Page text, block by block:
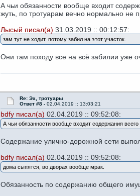
А чьи обязанности вообще входит
жуть, по тротуарам вечно нормально не
Лысый писал(а) 31.03.2019 :: 00:12:57:
зам тут не ходит. потому забил на этот участок.
Они там походу все на всё забилии уже
Re: Эх, тротуары
Ответ #8 - 02.04.2019 :: 13:03:21
bdfy писал(а) 02.04.2019 :: 09:52:08:
А чьи обязанности вообще входит содержания
Содержание улично-дорожной сети
bdfy писал(а) 02.04.2019 :: 09:52:08:
дома сыпятся, во дворах вообще мрак.
Обязанность по содержанию общего